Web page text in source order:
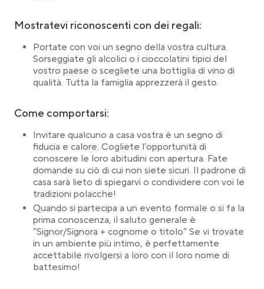
Mostratevi riconoscenti con dei regali:
Portate con voi un segno della vostra cultura.
Sorseggiate gli alcolici o i cioccolatini tipici del
vostro paese o scegliete una bottiglia di vino di
qualità. Tutta la famiglia apprezzerà il gesto.
Come comportarsi:
Invitare qualcuno a casa vostra è un segno di
fiducia e calore. Cogliete l’opportunità di
conoscere le loro abitudini con apertura. Fate
domande su ciò di cui non siete sicuri. Il padrone di
casa sarà lieto di spiegarvi o condividere con voi le
tradizioni polacche!
Quando si partecipa a un evento formale o si fa la
prima conoscenza, il saluto generale è
“Signor/Signora + cognome o titolo” Se vi trovate
in un ambiente più intimo, è perfettamente
accettabile rivolgersi a loro con il loro nome di
battesimo!